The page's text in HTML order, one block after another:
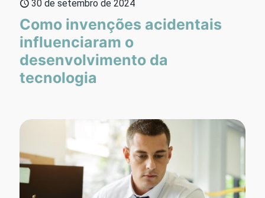
30 de setembro de 2024
Como invenções acidentais
influenciaram o
desenvolvimento da
tecnologia